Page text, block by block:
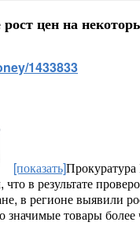
цен на
1433833
[показать]
в результате
в регионе выявили
значимые товары